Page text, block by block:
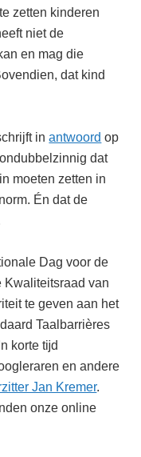
zetten kinderen
niet de
en mag die
dat kind
inantwoord op
dat
moeten zetten in
Én dat de
Dag voor de
Kwaliteitsraad van
te geven aan het
Taalbarrières
korte tĳd
en andere
Jan Kremer.
onze online